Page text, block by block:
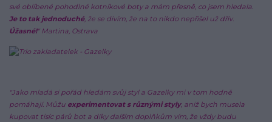
své oblíbené pohodlné kotníkové boty a mám přesně, co jsem hledala.
Je to tak jednoduché, že se divím, že na to nikdo nepřišel už dřív.
Úžasné!" Martina, Ostrava
"Jako mladá si pořád hledám svůj styl a Gazelky mi v tom hodně
pomáhají. Můžu experimentovat s různými styly, aniž bych musela
kupovat tisíc párů bot a díky dalším doplňkům vím, že vždy budu